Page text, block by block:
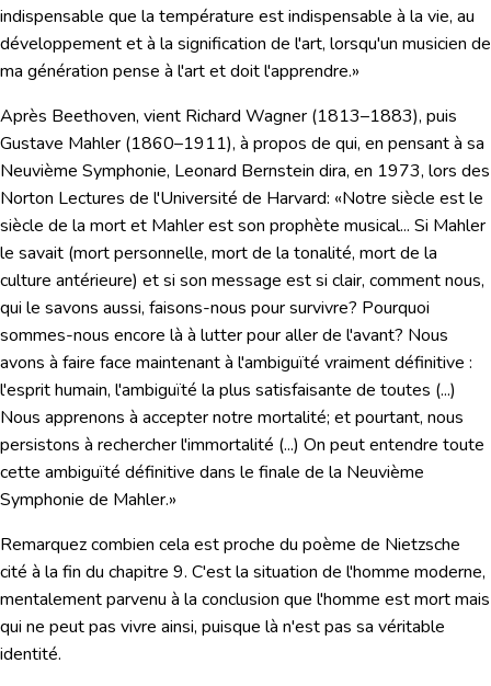
indispensable que la température est indispensable à la vie, au
développement et à la signification de l'art, lorsqu'un musicien de
ma génération pense à l'art et doit l'apprendre.»
Après Beethoven, vient Richard Wagner (1813–1883), puis
Gustave Mahler (1860–1911), à propos de qui, en pensant à sa
Neuvième Symphonie, Leonard Bernstein dira, en 1973, lors des
Norton Lectures de l'Université de Harvard: «Notre siècle est le
siècle de la mort et Mahler est son prophète musical... Si Mahler
le savait (mort personnelle, mort de la tonalité, mort de la
culture antérieure) et si son message est si clair, comment nous,
qui le savons aussi, faisons-nous pour survivre? Pourquoi
sommes-nous encore là à lutter pour aller de l'avant? Nous
avons à faire face maintenant à l'ambiguïté vraiment définitive :
l'esprit humain, l'ambiguïté la plus satisfaisante de toutes (...)
Nous apprenons à accepter notre mortalité; et pourtant, nous
persistons à rechercher l'immortalité (...) On peut entendre toute
cette ambiguïté définitive dans le finale de la Neuvième
Symphonie de Mahler.»
Remarquez combien cela est proche du poème de Nietzsche
cité à la fin du chapitre 9. C'est la situation de l'homme moderne,
mentalement parvenu à la conclusion que l'homme est mort mais
qui ne peut pas vivre ainsi, puisque là n'est pas sa véritable
identité.